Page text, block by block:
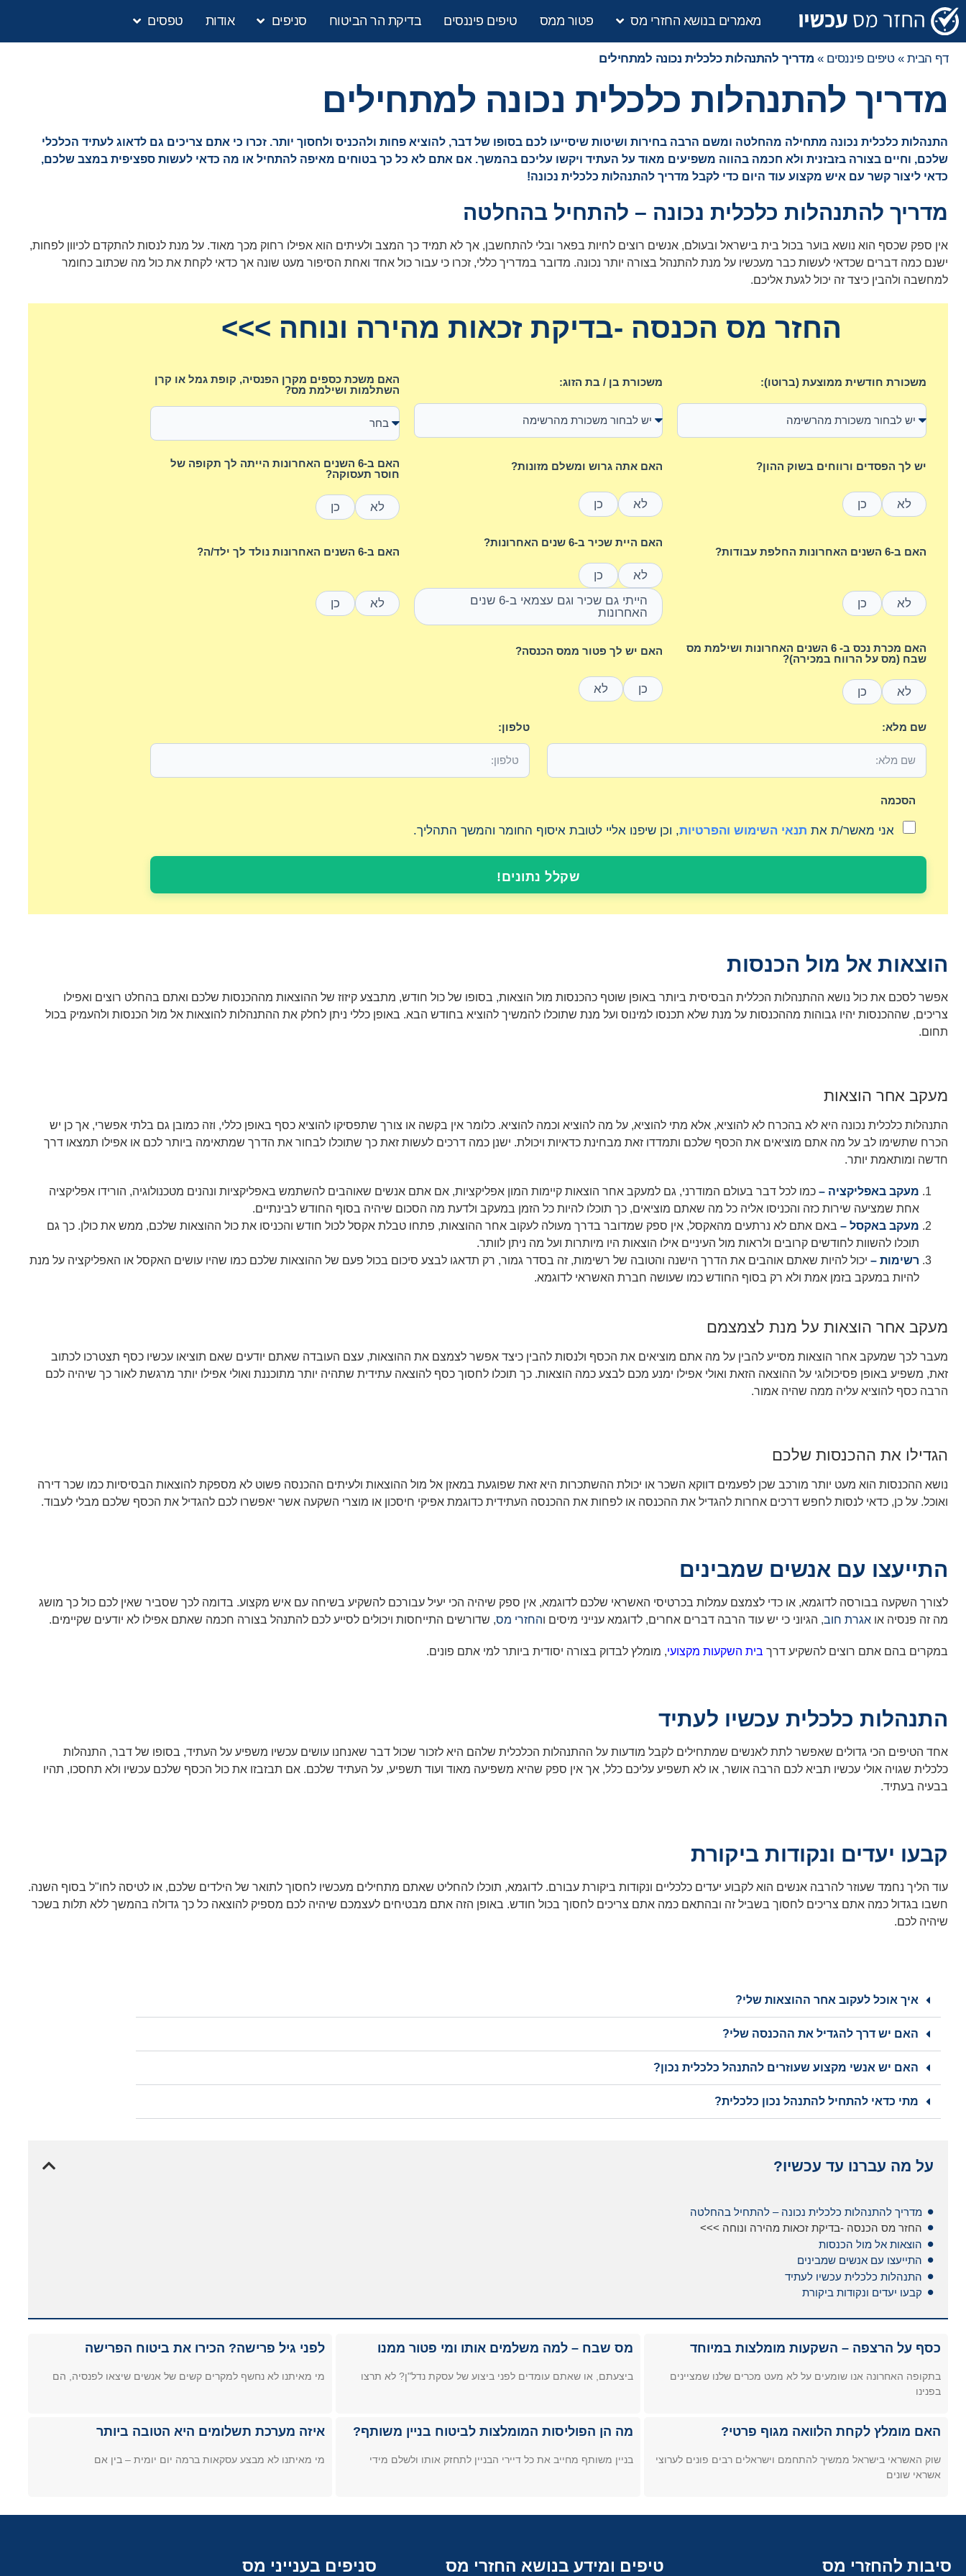
מאמרים בנושא החזרי מס פטור ממס טיפים פיננסים בדיקת הר הביטוח סניפים אודות טפסים
דף הבית »טיפים פיננסים » מדריך להתנהלות כלכלית נכונה למתחילים
מדריך להתנהלות כלכלית נכונה למתחילים
התנהלות כלכלית נכונה מתחילה מהחלטה ומשם הרבה בחירות ושיטות שיסייעו לכם בסופו של דבר, להוציא פחות ולהכניס ולחסוך יותר. זכרו כי אתם צריכים גם לדאוג לעתיד הכלכלי
שלכם, וחיים בצורה בזבזנית ולא חכמה בהווה משפיעים מאוד על העתיד ויקשו עליכם בהמשך. אם אתם לא כל כך בטוחים מאיפה להתחיל או מה כדאי לעשות ספציפית במצב שלכם,
כדאי ליצור קשר עם איש מקצוע עוד היום כדי לקבל מדריך להתנהלות כלכלית נכונה!
מדריך להתנהלות כלכלית נכונה – להתחיל בהחלטה
אין ספק שכסף הוא נושא בוער בכול בית בישראל ובעולם, אנשים רוצים לחיות בפאר ובלי להתחשבן, אך לא תמיד כך המצב ולעיתים הוא אפילו רחוק מכך מאוד. על מנת לנסות להתקדם לכיוון לפחות,
ישנם כמה דברים שכדאי לעשות כבר מעכשיו על מנת להתנהל בצורה יותר נכונה. מדובר במדריך כללי, זכרו כי עבור כול אחד ואחת הסיפור מעט שונה אך כדאי לקחת את כול מה שכתוב כחומר
למחשבה ולהבין כיצד זה יכול לגעת אליכם.
החזר מס הכנסה -בדיקת זכאות מהירה ונוחה >>>
משכורת חודשית ממוצעת (ברוטו): משכורת בן / בת הזוג:
האם משכת כספים מקרן הפנסיה, קופת גמל או קרן
השתלמות ושילמת מס?
יש לך הפסדים ורווחים בשוק ההון?
לא כן
האם אתה גרוש ומשלם מזונות?
לא כן
האם ב-6 השנים האחרונות הייתה לך תקופה של
חוסר תעסוקה?
לא כן
האם ב-6 השנים האחרונות החלפת עבודות?
לא כן
האם היית שכיר ב-6 שנים האחרונות?
לא
כן
הייתי גם שכיר וגם עצמאי ב-6 שנים
האחרונות
האם ב-6 השנים האחרונות נולד לך ילד/ה?
לא כן
האם מכרת נכס ב- 6 השנים האחרונות ושילמת מס
שבח (מס על הרווח במכירה)?
לא כן
האם יש לך פטור ממס הכנסה?
כן לא
שם מלא: טלפון:
הסכמה
אני מאשר/ת את תנאי השימוש והפרטיות, וכן שיפנו אליי לטובת איסוף החומר והמשך התהליך.
שקלל נתונים!
הוצאות אל מול הכנסות
אפשר לסכם את כול נושא ההתנהלות הכללית הבסיסית ביותר באופן שוטף כהכנסות מול הוצאות, בסופו של כול חודש, מתבצע קיזוז של ההוצאות מההכנסות שלכם ואתם בהחלט רוצים ואפילו
צריכים, שההכנסות יהיו גבוהות מההכנסות על מנת שלא תכנסו למינוס ועל מנת שתוכלו להמשיך להוציא בחודש הבא. באופן כללי ניתן לחלק את ההתנהלות להוצאות אל מול הכנסות ולהעמיק בכול
תחום.
מעקב אחר הוצאות
התנהלות כלכלית נכונה היא לא בהכרח לא להוציא, אלא מתי להוציא, על מה להוציא וכמה להוציא. כלומר אין בקשה או צורך שתפסיקו להוציא כסף באופן כללי, וזה כמובן גם בלתי אפשרי, אך כן יש
הכרח שתשימו לב על מה אתם מוציאים את הכסף שלכם ותמדדו זאת מבחינת כדאיות ויכולת. ישנן כמה דרכים לעשות זאת כך שתוכלו לבחור את הדרך שמתאימה ביותר לכם או אפילו תמצאו דרך
חדשה ומותאמת יותר.
מעקב באפליקציה – כמו לכל דבר בעולם המודרני, גם למעקב אחר הוצאות קיימות המון אפליקציות, אם אתם אנשים שאוהבים להשתמש באפליקציות ונהנים מטכנולוגיה, הורידו אפליקציה
אחת שמציעה שירות כזה והכניסו אליה כל מה שאתם מוציאים, כך תוכלו להיות כל הזמן במעקב ולדעת מה הסכום שיהיה בסוף החודש לבינתיים.
מעקב באקסל – באם אתם לא נרתעים מהאקסל, אין ספק שמדובר בדרך מעולה לעקוב אחר ההוצאות, פתחו טבלת אקסל לכול חודש והכניסו את כול ההוצאות שלכם, ממש את כולן. כך גם
תוכלו להשוות לחודשים קרובים ולראות מול העיניים אילו הוצאות היו מיותרות ועל מה ניתן לוותר.
רשימות – יכול להיות שאתם אוהבים את הדרך הישנה והטובה של רשימות, זה בסדר גמור, רק תדאגו לבצע סיכום בכול פעם של ההוצאות שלכם כמו שהיו עושים האקסל או האפליקציה על מנת
להיות במעקב בזמן אמת ולא רק בסוף החודש כמו שעושה חברת האשראי לדוגמא.
מעקב אחר הוצאות על מנת לצמצמם
מעבר לכך שמעקב אחר הוצאות מסייע להבין על מה אתם מוציאים את הכסף ולנסות להבין כיצד אפשר לצמצם את ההוצאות, עצם העובדה שאתם יודעים שאם תוציאו עכשיו כסף תצטרכו לכתוב
זאת, משפיע באופן פסיכולוגי על ההוצאה הזאת ואולי אפילו ימנע מכם לבצע כמה הוצאות. כך תוכלו לחסוך כסף להוצאה עתידית שתהיה יותר מתוכננת ואולי אפילו יותר מרגשת לאור כך שיהיה לכם
הרבה כסף להוציא עליה ממה שהיה אמור.
הגדילו את ההכנסות שלכם
נושא ההכנסות הוא מעט יותר מורכב שכן לפעמים דווקא השכר או יכולת ההשתכרות היא זאת שפוגעת במאזן אל מול ההוצאות ולעיתים ההכנסה פשוט לא מספקת להוצאות הבסיסיות כמו שכר דירה
ואוכל. על כן, כדאי לנסות לחפש דרכים אחרות להגדיל את ההכנסה או לפחות את ההכנסה העתידית כדוגמת אפיקי חיסכון או מוצרי השקעה אשר יאפשרו לכם להגדיל את הכסף שלכם מבלי לעבוד.
התייעצו עם אנשים שמבינים
לצורך השקעה בבורסה לדוגמא, או כדי לצמצם עמלות בכרטיסי האשראי שלכם לדוגמא, אין ספק שיהיה הכי יעיל עבורכם להשקיע בשיחה עם איש מקצוע. בדומה לכך שסביר שאין לכם כול כך מושג
מה זה פנסיה או אגרת חוב, הגיוני כי יש עוד הרבה דברים אחרים, לדוגמא ענייני מיסים והחזרי מס, שדורשים התייחסות ויכולים לסייע לכם להתנהל בצורה חכמה שאתם אפילו לא יודעים שקיימים.
במקרים בהם אתם רוצים להשקיע דרך בית השקעות מקצועי, מומלץ לבדוק בצורה יסודית ביותר למי אתם פונים.
התנהלות כלכלית עכשיו לעתיד
אחד הטיפים הכי גדולים שאפשר לתת לאנשים שמתחילים לקבל מודעות על ההתנהלות הכלכלית שלהם היא לזכור שכול דבר שאנחנו עושים עכשיו משפיע על העתיד, בסופו של דבר, התנהלות
כלכלית שגויה אולי עכשיו תביא לכם הרבה אושר, או לא תשפיע עליכם כלל, אך אין ספק שהיא משפיעה מאוד ועוד תשפיע, על העתיד שלכם. אם תבזבזו את כול הכסף שלכם עכשיו ולא תחסכו, תהיו
בבעיה בעתיד.
קבעו יעדים ונקודות ביקורת
עוד הליך נחמד שעוזר להרבה אנשים הוא לקבוע יעדים כלכליים ונקודות ביקורת עבורם. לדוגמא, תוכלו להחליט שאתם מתחילים מעכשיו לחסוך לתואר של הילדים שלכם, או לטיסה לחו"ל בסוף השנה.
חשבו בגדול כמה אתם צריכים לחסוך בשביל זה ובהתאם כמה אתם צריכים לחסוך בכול חודש. באופן הזה אתם מבטיחים לעצמכם שיהיה לכם מספיק להוצאה כל כך גדולה בהמשך ללא תלות בשכר
שיהיה לכם.
איך אוכל לעקוב אחר ההוצאות שלי?
האם יש דרך להגדיל את ההכנסה שלי?
האם יש אנשי מקצוע שעוזרים להתנהל כלכלית נכון?
מתי כדאי להתחיל להתנהל נכון כלכלית?
על מה עברנו עד עכשיו?
מדריך להתנהלות כלכלית נכונה – להתחיל בהחלטה
החזר מס הכנסה -בדיקת זכאות מהירה ונוחה >>>
הוצאות אל מול הכנסות
התייעצו עם אנשים שמבינים
התנהלות כלכלית עכשיו לעתיד
קבעו יעדים ונקודות ביקורת
כסף על הרצפה – השקעות מומלצות במיוחד
בתקופה האחרונה אנו שומעים על לא מעט מכרים שלנו שמציינים
בפנינו
מס שבח – למה משלמים אותו ומי פטור ממנו
ביצעתם, או שאתם עומדים לפני ביצוע של עסקת נדל"ן? לא תרצו
לפני גיל פרישה? הכירו את ביטוח הפרישה
מי מאיתנו לא נחשף למקרים קשים של אנשים שיצאו לפנסיה, הם
האם מומלץ לקחת הלוואה מגוף פרטי?
שוק האשראי בישראל ממשיך להתחמם וישראלים רבים פונים לערוצי
אשראי שונים
מה הן הפוליסות המומלצות לביטוח בניין משותף?
בניין משותף מחייב את כל דיירי הבניין לתחזק אותו ולשלם מידי
איזה מערכת תשלומים היא הטובה ביותר
מי מאיתנו לא מבצע עסקאות ברמה יום יומית – בין אם
סיבות להחזרי מס טיפים ומידע בנושא החזרי מס סניפים בענייני מס